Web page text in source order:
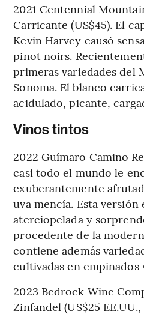
2021 Centennial
Carricante (US$45). El
Kevin Harvey causó
pinot noirs.
primeras variedades del
Sonoma. El blanco
acidulado, picante,
Vinos tintos
2022 Guímaro Camino
casi todo el mundo le
exuberantemente
uva mencía. Esta versión
aterciopelada y
procedente de la
contiene además
cultivadas en empinados
2023 Bedrock Wine
Zinfandel (US$25